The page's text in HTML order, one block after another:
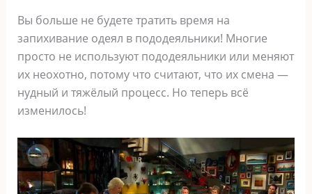
Вы больше не будете тратить время на
запихивание одеял в пододеяльники! Многие
просто не используют пододеяльники или меняют
их неохотно, потому что считают, что их смена —
нудный и тяжёлый процесс. Но теперь всё
изменилось!